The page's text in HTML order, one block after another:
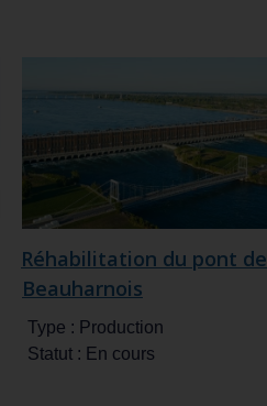
Réhabilitation du pont de
Beauharnois
Type : Production
Statut : En cours